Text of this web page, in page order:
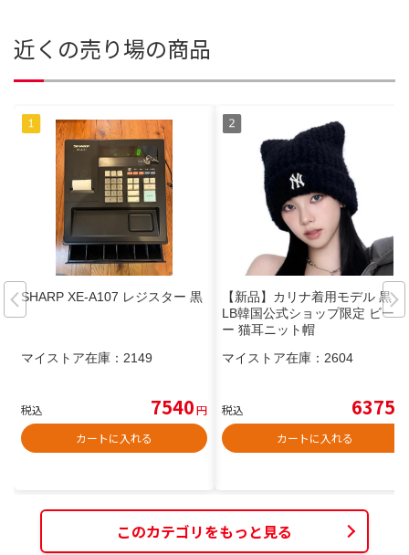
近くの売り場の商品
SHARP XE-A107 レジスター 黒
マイストア在庫： 2149
税込 7540円
カートに入れる
【新品】カリナ着用モデル 黒 M
LB韓国公式ショップ限定 ビーニ
ー 猫耳ニット帽
マイストア在庫： 2604
税込 6375
カートに入れる
このカテゴリをもっと見る